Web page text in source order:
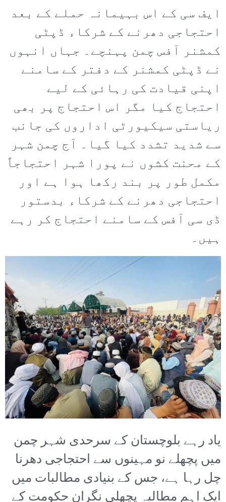
ایف سی کے اس بہیمانہ حملے کے بعد
احتجاجی دھرنے کے شرکاء ڈپٹی
کمشنر آفس چمن پہنچے۔ جہاں انہوں
نے ڈپٹی کمشنر کے دفتر کے سامنے
اپنی قیادت کی رہائی کے لیے
احتجاج کیا مگر اس احتجاج پر بھی
ریاستی سیکیورٹی اداروں کی جانب
سے شدید تشدد کیا گیا۔ آج چمن شہر
کے محنت کشوں نے پورا شہر احتجاجاً
مکمل طور پر بند رکھا ہوا ہے اور
احتجاجی دھرنے کے شرکاء بدستور
ڈی سی آفس کے سامنے احتجاج کر رہے
ہیں۔
یاد رہے بلوچستان کے سرحدی شہر چمن
میں پچھلے نو مہینوں سے احتجاجی دھرنا
چل رہا ہے، جس کے بنیادی مطالبات میں